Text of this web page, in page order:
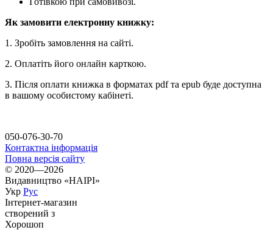
Як замовити електронну книжку:
1. Зробіть замовлення на сайті.
2. Оплатіть його онлайн карткою.
3. Після оплати книжка в форматах pdf та epub буде доступна
в вашому особистому кабінеті.
050-076-30-70
Контактна інформація
Повна версія сайту
© 2020—2026
Видавництво «НАІРІ»
Укр Рус
Інтернет-магазин
створений з
Хорошоп